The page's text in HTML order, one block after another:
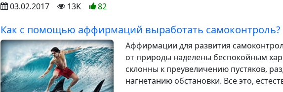
03.02.2017 13K 82
Как с помощью аффирмаций выработать самоконтроль?
Аффирмации для развития
от природы наделены беспокойным
склонны к преувеличению пустяков,
нагнетанию обстановки. Все это,